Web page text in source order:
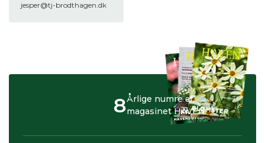
jesper@tj-brodthagen.dk
Årlige numre af
magasinet HAVEN
8